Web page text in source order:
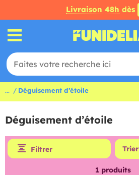
Livraison 48h dès
... Déguisement d’étoile
Déguisement d’étoile
Filtrer
1 produits